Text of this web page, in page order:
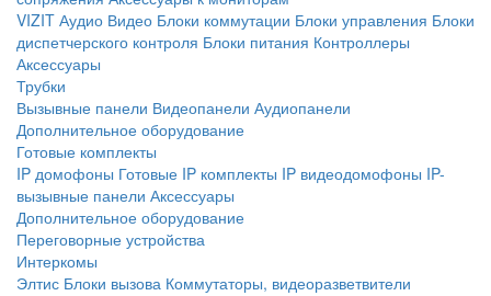
VIZIT Аудио Видео Блоки коммутации Блоки управления Блоки
диспетчерского контроля Блоки питания Контроллеры
Аксессуары
Трубки
Вызывные панели Видеопанели Аудиопанели
Дополнительное оборудование
Готовые комплекты
IP домофоны Готовые IP комплекты IP видеодомофоны IP-
вызывные панели Аксессуары
Дополнительное оборудование
Переговорные устройства
Интеркомы
Элтис Блоки вызова Коммутаторы, видеоразветвители